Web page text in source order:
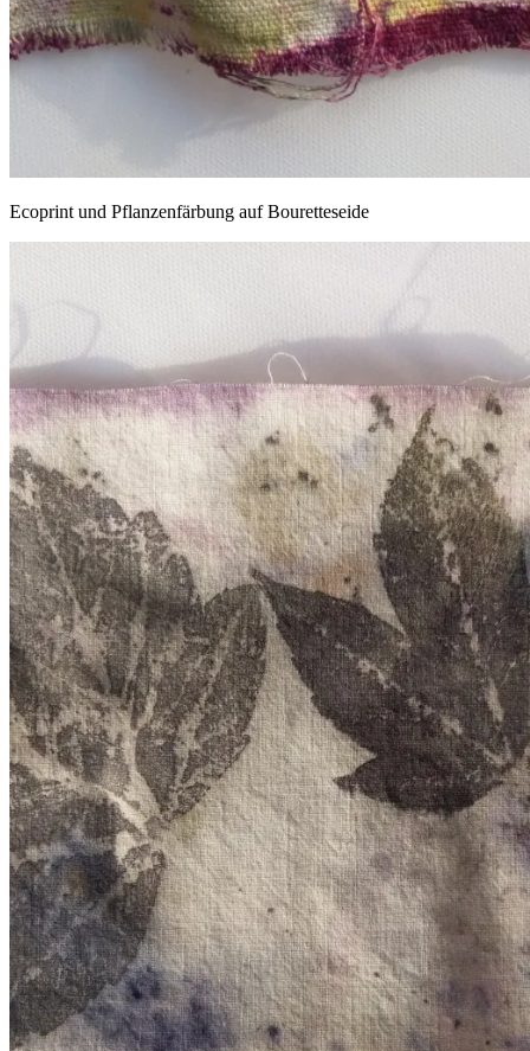
Ecoprint und Pflanzenfärbung auf Bouretteseide